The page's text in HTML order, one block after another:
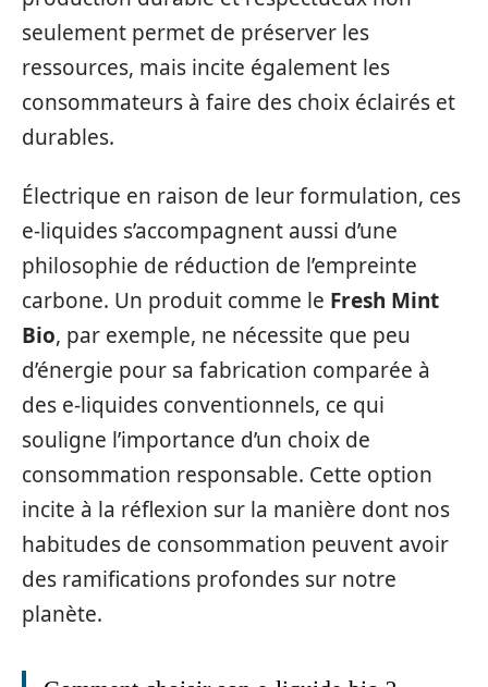
seulement permet de préserver les
ressources, mais incite également les
consommateurs à faire des choix éclairés et
durables.
Électrique en raison de leur formulation, ces
e-liquides s’accompagnent aussi d’une
philosophie de réduction de l’empreinte
carbone. Un produit comme le Fresh Mint
Bio, par exemple, ne nécessite que peu
d’énergie pour sa fabrication comparée à
des e-liquides conventionnels, ce qui
souligne l’importance d’un choix de
consommation responsable. Cette option
incite à la réflexion sur la manière dont nos
habitudes de consommation peuvent avoir
des ramifications profondes sur notre
planète.